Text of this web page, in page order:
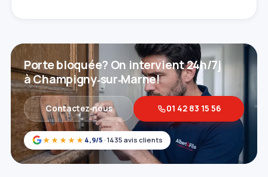
★★★★★ 4,9/5 · 1435 avis clients
Porte bloquée? On intervient 24h/7j
à Champigny‑sur‑Marne!
Contactez‑nous 01 42 83 15 56